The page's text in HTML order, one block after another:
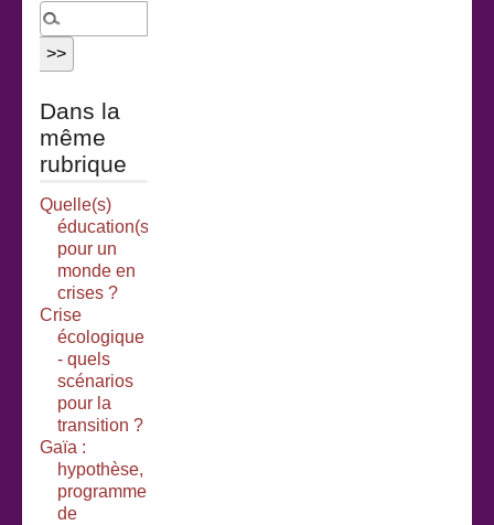
Dans la
même
rubrique
Quelle(s)
éducation(s)
pour un
monde en
crises ?
Crise
écologique
- quels
scénarios
pour la
transition ?
Gaïa :
hypothèse,
programme
de